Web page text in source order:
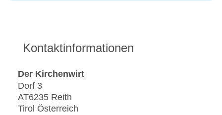
Kontaktinformationen
Der Kirchenwirt
Dorf 3
AT6235 Reith
Tirol Österreich